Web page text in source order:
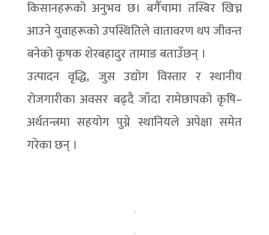
किसानहरूको अनुभव छ। बगैँचामा तस्बिर खिच्न
आउने युवाहरूको उपस्थितिले वातावरण थप जीवन्त
बनेको कृषक शेरबहादुर तामाङ बताउँछन् ।
उत्पादन वृद्धि, जुस उद्योग विस्तार र स्थानीय
रोजगारीका अवसर बढ्दै जाँदा रामेछापको कृषि–
अर्थतन्त्रमा सहयोग पुग्ने स्थानियले अपेक्षा समेत
गरेका छन् ।